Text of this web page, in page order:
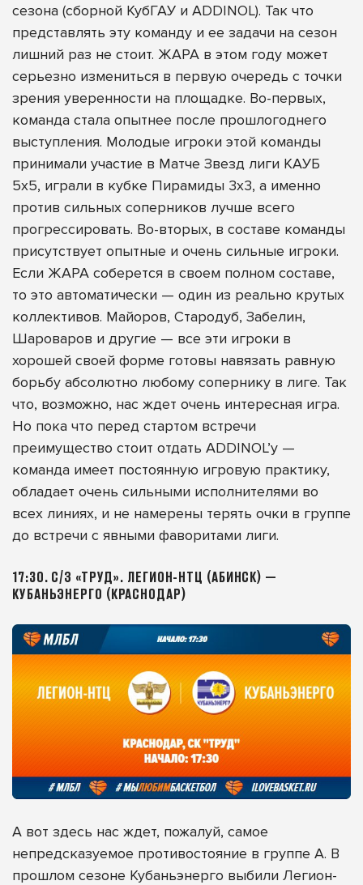
сезона (сборной КубГАУ и ADDINOL). Так что
представлять эту команду и ее задачи на сезон
лишний раз не стоит. ЖАРА в этом году может
серьезно измениться в первую очередь с точки
зрения уверенности на площадке. Во-первых,
команда стала опытнее после прошлогоднего
выступления. Молодые игроки этой команды
принимали участие в Матче Звезд лиги КАУБ
5х5, играли в кубке Пирамиды 3х3, а именно
против сильных соперников лучше всего
прогрессировать. Во-вторых, в составе команды
присутствует опытные и очень сильные игроки.
Если ЖАРА соберется в своем полном составе,
то это автоматически — один из реально крутых
коллективов. Майоров, Стародуб, Забелин,
Шароваров и другие — все эти игроки в
хорошей своей форме готовы навязать равную
борьбу абсолютно любому сопернику в лиге. Так
что, возможно, нас ждет очень интересная игра.
Но пока что перед стартом встречи
преимущество стоит отдать ADDINOL’у —
команда имеет постоянную игровую практику,
обладает очень сильными исполнителями во
всех линиях, и не намерены терять очки в группе
до встречи с явными фаворитами лиги.
17:30. С/З «ТРУД». ЛЕГИОН-НТЦ (АБИНСК) —
КУБАНЬЭНЕРГО (КРАСНОДАР)
А вот здесь нас ждет, пожалуй, самое
непредсказуемое противостояние в группе А. В
прошлом сезоне Кубаньэнерго выбили Легион-